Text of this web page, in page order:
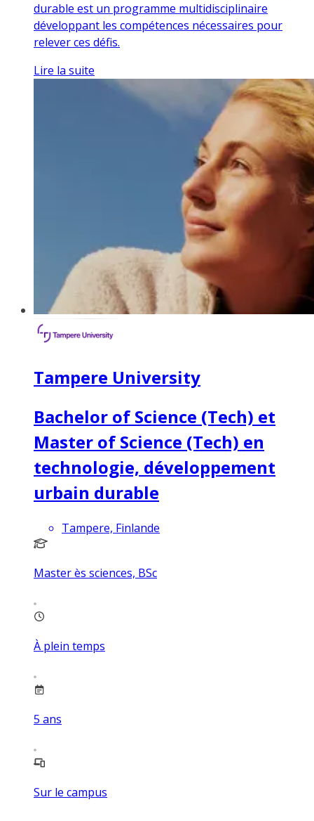
durable est un programme multidisciplinaire
développant les compétences nécessaires pour
relever ces défis.
Lire la suite
Tampere University
Bachelor of Science (Tech) et
Master of Science (Tech) en
technologie, développement
urbain durable
Tampere, Finlande
Master ès sciences, BSc
À plein temps
5 ans
Sur le campus